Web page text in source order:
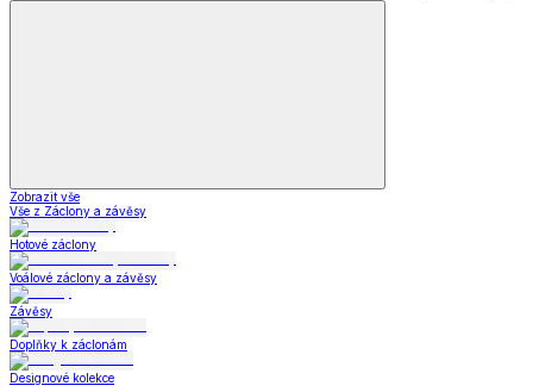
Zobrazit vše
Vše z Záclony a závěsy
Hotové záclony
Voálové záclony a závěsy
Závěsy
Doplňky k záclonám
Designové kolekce